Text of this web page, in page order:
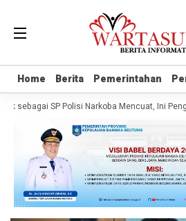
Home Berita Pemerintahan
Home Berita Pemerintahan
sebagai SP Polisi Narkoba Mencuat, Ini